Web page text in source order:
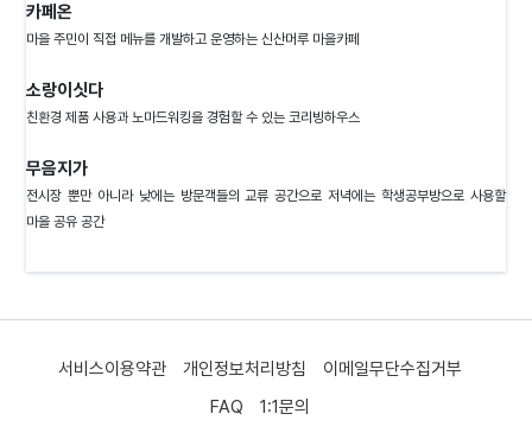
카페온
마을 주민이 직접 메뉴를 개발하고 운영하는 신산머루 마을카페
소랑이싯다
친환경 제품 사용과 노마드워킹을 경험할 수 있는 코리빙하우스
무음지가
전시장 뿐만 아니라 낮에는 방문객들의 교류 공간으로 저녁에는 학생공부방으로 사용할
마을 공유 공간
서비스이용약관 개인정보처리방침
이메일무단수집거부
FAQ
1:1문의